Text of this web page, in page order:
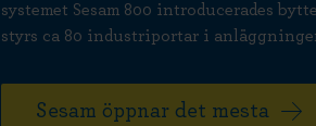
systemet Sesam 800 introducerades
styrs ca 80 industriportar i
Sesam öppnar det mesta